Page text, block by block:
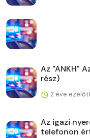
Az "ANKH"
rész)
2 éve
Az igazi
telefonon